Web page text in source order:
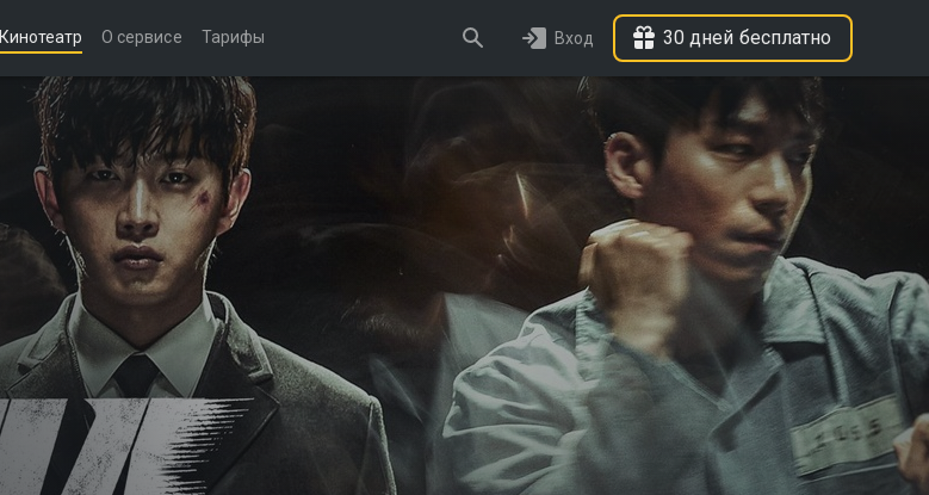
Кинотеатр О сервисе Тарифы Вход 30 дней бесплатно